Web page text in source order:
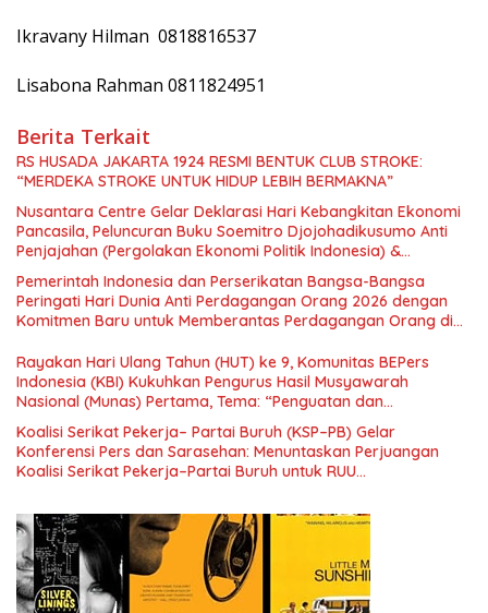
Ikravany Hilman 0818816537
Lisabona Rahman 0811824951
Berita Terkait
RS HUSADA JAKARTA 1924 RESMI BENTUK CLUB STROKE:
“MERDEKA STROKE UNTUK HIDUP LEBIH BERMAKNA”
Nusantara Centre Gelar Deklarasi Hari Kebangkitan Ekonomi
Pancasila, Peluncuran Buku Soemitro Djojohadikusumo Anti
Penjajahan (Pergolakan Ekonomi Politik Indonesia) &
Simposium Nasional “Urgensi Undang-Undang Perekonomian
Nasional dan Kesejahteraan Sosial dalam Menata Bangsa
Menuju Indonesia Emas 2045”,
Pemerintah Indonesia dan Perserikatan Bangsa-Bangsa
Peringati Hari Dunia Anti Perdagangan Orang 2026 dengan
Komitmen Baru untuk Memberantas Perdagangan Orang di
Rayakan Hari Ulang Tahun (HUT) ke 9, Komunitas BEPers
Indonesia (KBI) Kukuhkan Pengurus Hasil Musyawarah
Nasional (Munas) Pertama, Tema: “Penguatan dan
Pengembangan Organisasi KBI yang Berbasis Riset di seluruh
Indonesia dan Mancanegara”.
Koalisi Serikat Pekerja– Partai Buruh (KSP–PB) Gelar
Konferensi Pers dan Sarasehan: Menuntaskan Perjuangan
Koalisi Serikat Pekerja–Partai Buruh untuk RUU